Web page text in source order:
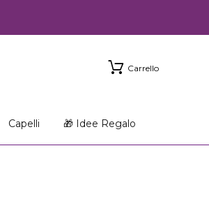
Carrello
Capelli 🎁 Idee Regalo